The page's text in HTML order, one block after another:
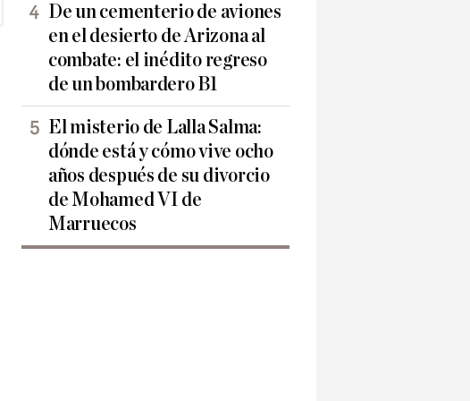
De un cementerio de aviones
en el desierto de Arizona al
combate: el inédito regreso
de un bombardero B1
El misterio de Lalla Salma:
dónde está y cómo vive ocho
años después de su divorcio
de Mohamed VI de
Marruecos